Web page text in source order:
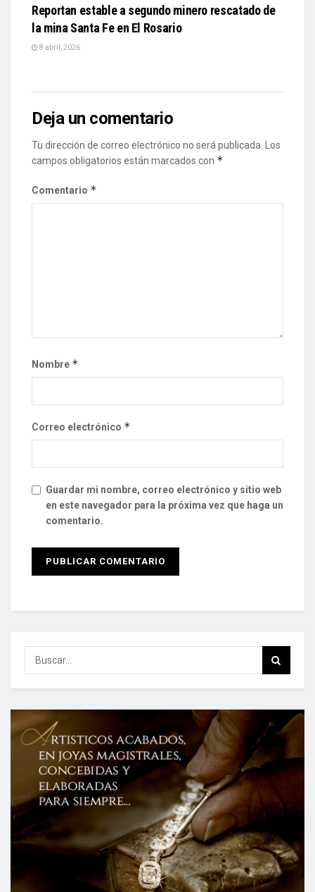
Reportan estable a segundo minero rescatado de
la mina Santa Fe en El Rosario
8 abril, 2026
Deja un comentario
Tu dirección de correo electrónico no será publicada. Los
campos obligatorios están marcados con *
Comentario *
Nombre *
Correo electrónico *
Guardar mi nombre, correo electrónico y sitio web
en este navegador para la próxima vez que haga un
comentario.